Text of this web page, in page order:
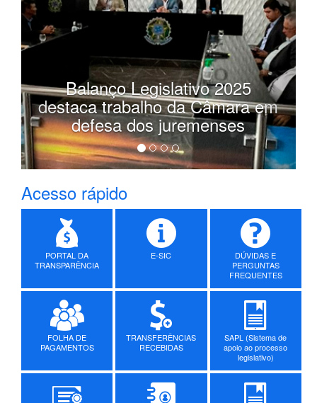
Biênio 2025-2026
Acesso rápido
PORTAL DA
TRANSPARÊNCIA
E-SIC
DÚVIDAS E
PERGUNTAS
FREQUENTES
FOLHA DE
PAGAMENTOS
TRANSFERÊNCIAS
RECEBIDAS
SAPL (Sistema de
apoio ao processo
legislativo)